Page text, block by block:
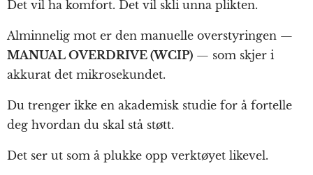
Det vil ha komfort. Det vil skli unna plikten.
Alminnelig mot er den manuelle overstyringen —
MANUAL OVERDRIVE (WCIP) — som skjer i
akkurat det mikrosekundet.
Du trenger ikke en akademisk studie for å fortelle
deg hvordan du skal stå støtt.
Det ser ut som å plukke opp verktøyet likevel.